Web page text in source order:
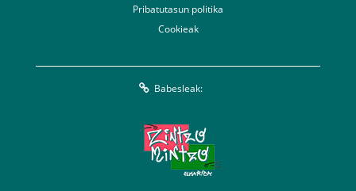
Pribatutasun politika
Cookieak
Babesleak: